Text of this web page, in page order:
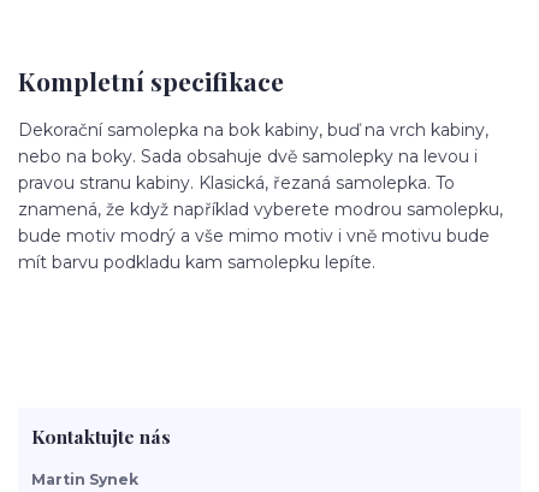
Kompletní specifikace
Dekorační samolepka na bok kabiny, buď na vrch kabiny,
nebo na boky. Sada obsahuje dvě samolepky na levou i
pravou stranu kabiny. Klasická, řezaná samolepka. To
znamená, že když například vyberete modrou samolepku,
bude motiv modrý a vše mimo motiv i vně motivu bude
mít barvu podkladu kam samolepku lepíte.
Kontaktujte nás
Martin Synek